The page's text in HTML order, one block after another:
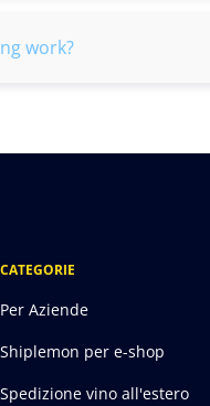
work?
CATEGORIE
Per Aziende
Shiplemon per e-shop
Spedizione vino all'estero